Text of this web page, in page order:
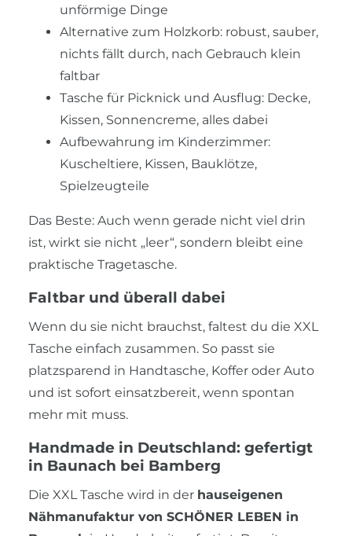
unförmige Dinge
Alternative zum Holzkorb: robust, sauber,
nichts fällt durch, nach Gebrauch klein
faltbar
Tasche für Picknick und Ausflug: Decke,
Kissen, Sonnencreme, alles dabei
Aufbewahrung im Kinderzimmer:
Kuscheltiere, Kissen, Bauklötze,
Spielzeugteile
Das Beste: Auch wenn gerade nicht viel drin
ist, wirkt sie nicht „leer“, sondern bleibt eine
praktische Tragetasche.
Faltbar und überall dabei
Wenn du sie nicht brauchst, faltest du die XXL
Tasche einfach zusammen. So passt sie
platzsparend in Handtasche, Koffer oder Auto
und ist sofort einsatzbereit, wenn spontan
mehr mit muss.
Handmade in Deutschland: gefertigt
in Baunach bei Bamberg
Die XXL Tasche wird in der hauseigenen
Nähmanufaktur von SCHÖNER LEBEN in